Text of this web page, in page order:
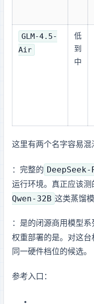
GLM-4.5-
Air
低
到
中
这里有两个名字容易混
：完整的 DeepSeek-
运行环境。4090 24GB 真正应该
Qwen-32B 这类蒸馏模
：Gemini 是 Google 的闭源商
权重部署的是 Gemma。对这
同一硬件档位的候选。
参考入口：